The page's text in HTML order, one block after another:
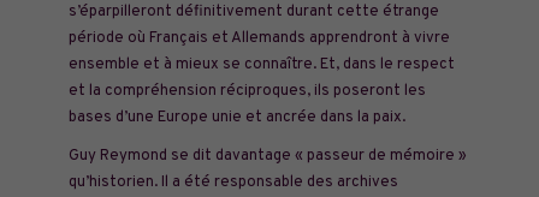
s’éparpilleront définitivement durant cette étrange
période où Français et Allemands apprendront à vivre
ensemble et à mieux se connaître. Et, dans le respect
et la compréhension réciproques, ils poseront les
bases d’une Europe unie et ancrée dans la paix.
Guy Reymond se dit davantage « passeur de mémoire »
qu’historien. Il a été responsable des archives